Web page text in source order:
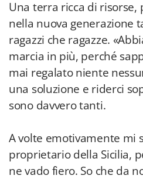
Una terra ricca di risorse,
nella nuova generazione
ragazzi che ragazze.
marcia in più, perché
mai regalato niente
una soluzione e riderci
sono davvero tanti.
A volte emotivamente mi
proprietario della Sicilia,
ne vado fiero. So che da